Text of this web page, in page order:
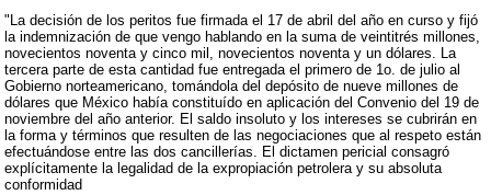
"La decisión de los peritos fue firmada el 17 de abril del año en curso y fijó
la indemnización de que vengo hablando en la suma de veintitrés millones,
novecientos noventa y cinco mil, novecientos noventa y un dólares. La
tercera parte de esta cantidad fue entregada el primero de 1o. de julio al
Gobierno norteamericano, tomándola del depósito de nueve millones de
dólares que México había constituído en aplicación del Convenio del 19 de
noviembre del año anterior. El saldo insoluto y los intereses se cubrirán en
la forma y términos que resulten de las negociaciones que al respeto están
efectuándose entre las dos cancillerías. El dictamen pericial consagró
explícitamente la legalidad de la expropiación petrolera y su absoluta
conformidad